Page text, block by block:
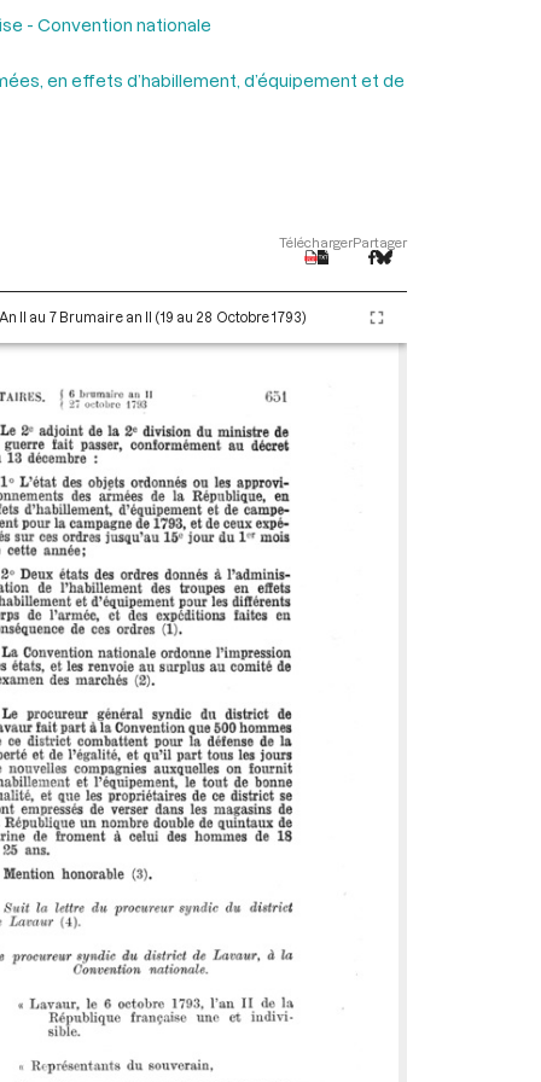
- Convention nationale
en effets d’habillement, d’équipement et de
TéléchargerPartager
II au 7 Brumaire an II (19 au 28 Octobre 1793)